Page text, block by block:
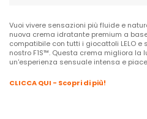
Vuoi vivere sensazioni più fluide e
nuova crema idratante premium a
compatibile con tutti i giocattoli LELO
nostro F1S™. Questa crema migliora
un'esperienza sensuale intensa e
CLICCA QUI - Scopri di più!